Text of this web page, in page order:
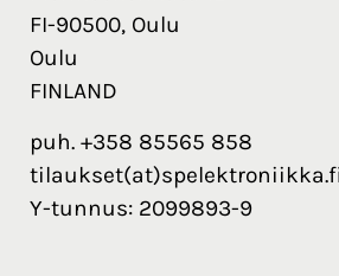
FI-90500, Oulu
Oulu
FINLAND
puh. +358 85565 858
Y-tunnus: 2099893-9